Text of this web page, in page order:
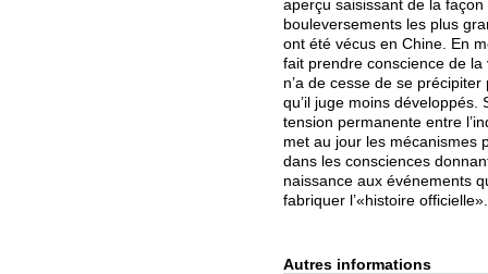
aperçu saisissant de la
bouleversements les plus
ont été vécus en Chine. En
fait prendre conscience de la
n’a de cesse de se
qu’il juge moins développés.
tension permanente entre
met au jour les mécanismes
dans les consciences
naissance aux événements
fabriquer l’«histoire officielle».
Autres informations